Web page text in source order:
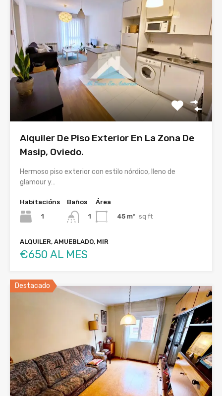
Alquiler De Piso Exterior En La Zona De
Masip, Oviedo.
Hermoso piso exterior con estilo nórdico, lleno de
glamour y…
Habitacións
1
Baños
1
Área
45 m² sq ft
ALQUILER, AMUEBLADO, MIR
€650 AL MES
Destacado